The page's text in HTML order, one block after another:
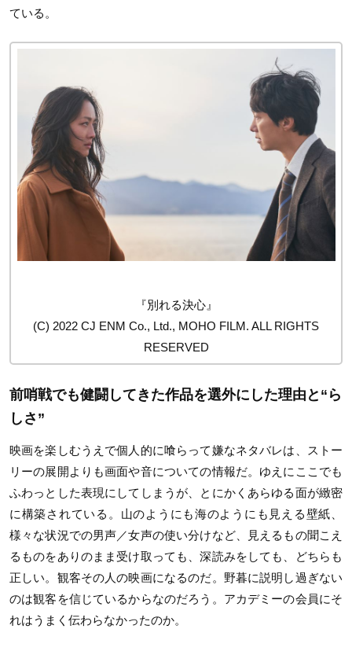
ている。
『別れる決心』
(C) 2022 CJ ENM Co., Ltd., MOHO FILM. ALL RIGHTS
RESERVED
前哨戦でも健闘してきた作品を選外にした理由と“ら
しさ”
映画を楽しむうえで個人的に喰らって嫌なネタバレは、ストー
リーの展開よりも画面や音についての情報だ。ゆえにここでも
ふわっとした表現にしてしまうが、とにかくあらゆる面が緻密
に構築されている。山のようにも海のようにも見える壁紙、
様々な状況での男声／女声の使い分けなど、見えるもの聞こえ
るものをありのまま受け取っても、深読みをしても、どちらも
正しい。観客その人の映画になるのだ。野暮に説明し過ぎない
のは観客を信じているからなのだろう。アカデミーの会員にそ
れはうまく伝わらなかったのか。